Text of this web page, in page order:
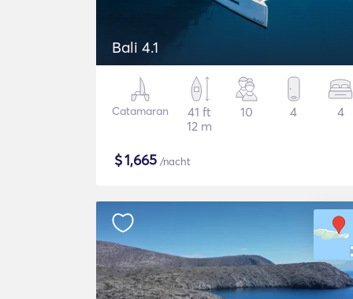
Bali 4.1
Catamaran
41 ft
12 m
10 4 4
$1,665 /nacht